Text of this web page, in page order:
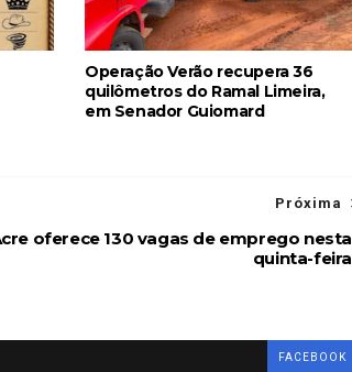
Operação Verão recupera 36
quilômetros do Ramal Limeira,
em Senador Guiomard
Próxima
oferece 130 vagas de emprego nesta
quinta-feira
FACEBOOK